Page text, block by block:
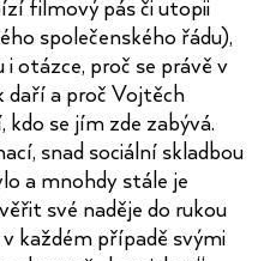
filmový pás či utopii
společenského řádu),
otázce, proč se právě v
a proč Vojtěch
se jím zde zabývá.
snad sociální skladbou
a mnohdy stále je
své naděje do rukou
každém případě svými